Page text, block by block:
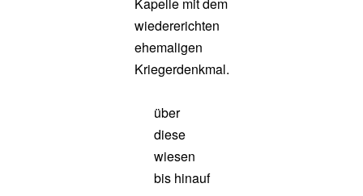
Kapelle mit dem
wiedererichten
ehemaligen
Kriegerdenkmal.
über
diese
wiesen
bis hinauf